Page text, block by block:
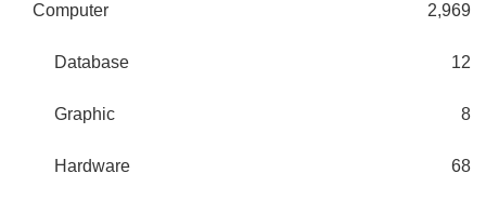
Computer 2,969
Database 12
Graphic 8
Hardware 68